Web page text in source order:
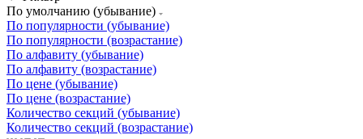
По умолчанию (убывание)
По популярности (убывание)
По популярности (возрастание)
По алфавиту (убывание)
По алфавиту (возрастание)
По цене (убывание)
По цене (возрастание)
Количество секций (убывание)
Количество секций (возрастание)